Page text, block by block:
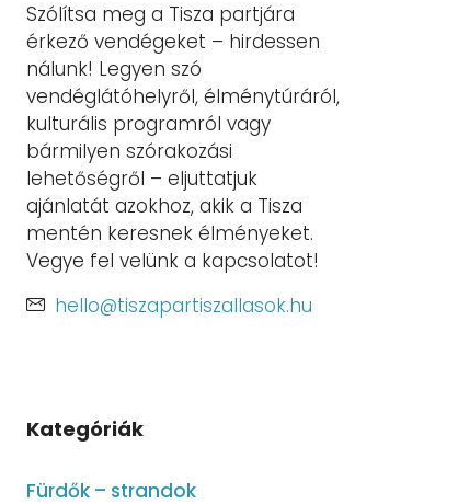
Szólítsa meg a Tisza partjára
érkező vendégeket – hirdessen
nálunk! Legyen szó
vendéglátóhelyről, élménytúráról,
kulturális programról vagy
bármilyen szórakozási
lehetőségről – eljuttatjuk
ajánlatát azokhoz, akik a Tisza
mentén keresnek élményeket.
Vegye fel velünk a kapcsolatot!
hello@tiszapartiszallasok.hu
Kategóriák
Fürdők – strandok